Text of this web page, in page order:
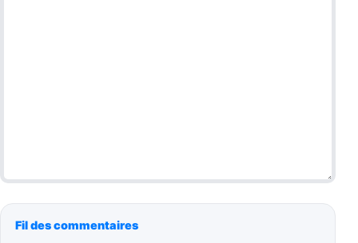
Fil des commentaires